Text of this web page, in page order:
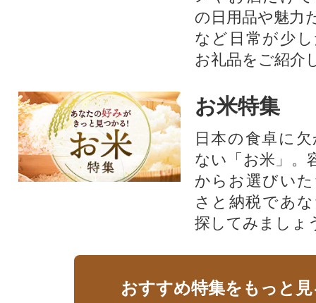
の日用品や魅力
など日常が少
お礼品をご紹介
お米特集
日本の食卓に
ない「お米」。
からお選びい
さと納税であ
探してみましょ
おすすめ特集をもっと